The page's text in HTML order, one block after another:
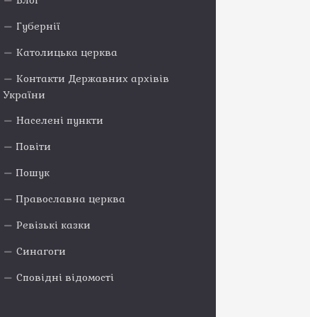
Губернії
Католицька церква
Контакти Державних архівів
України
Населені пункти
Повіти
Пошук
Православна церква
Ревізькі казки
Синагоги
Сповідні відомості